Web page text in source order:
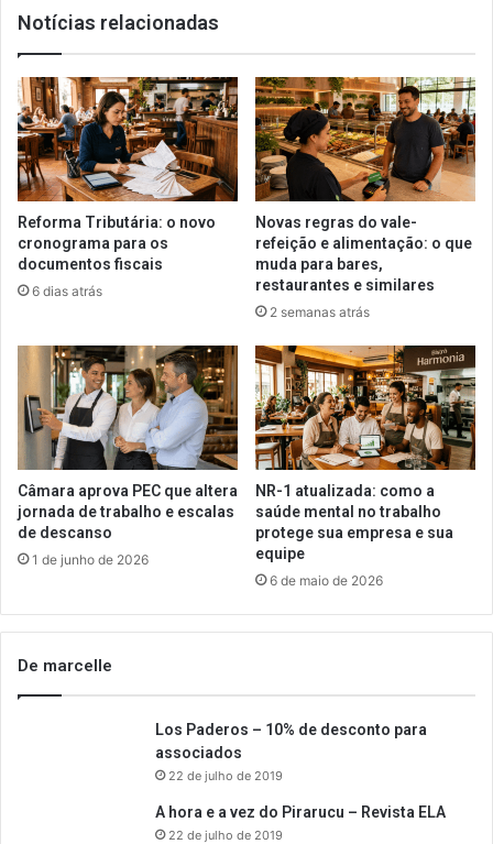
Notícias relacionadas
Reforma Tributária: o novo
cronograma para os
documentos fiscais
6 dias atrás
Novas regras do vale-
refeição e alimentação: o que
muda para bares,
restaurantes e similares
2 semanas atrás
Câmara aprova PEC que altera
jornada de trabalho e escalas
de descanso
1 de junho de 2026
NR-1 atualizada: como a
saúde mental no trabalho
protege sua empresa e sua
equipe
6 de maio de 2026
De marcelle
Los Paderos – 10% de desconto para
associados
22 de julho de 2019
A hora e a vez do Pirarucu – Revista ELA
22 de julho de 2019